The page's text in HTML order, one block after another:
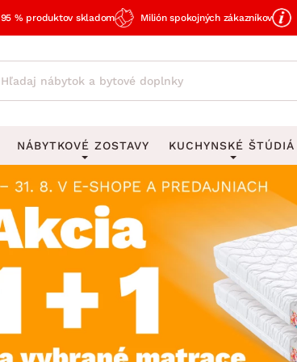
95 % produktov skladom Milión spokojných zákazníkov
OSVETLENIE
Stolové lampy a lampičky
Stropné osvetlenie
Lustre a závesné svietidlá
Stojacie lampy
Zobrazit vše
DEKORÁCIE
Obrazy
Zrkadlá
Hodiny
Vázy
Zobrazit vše
NÁBYTKOVÉ ZOSTAVY
Obývacie zostavy
Spálňové zostavy
Kuchynské zostavy
Predsieňové zostavy
KUCHYNSKÉ ŠTÚDIÁ